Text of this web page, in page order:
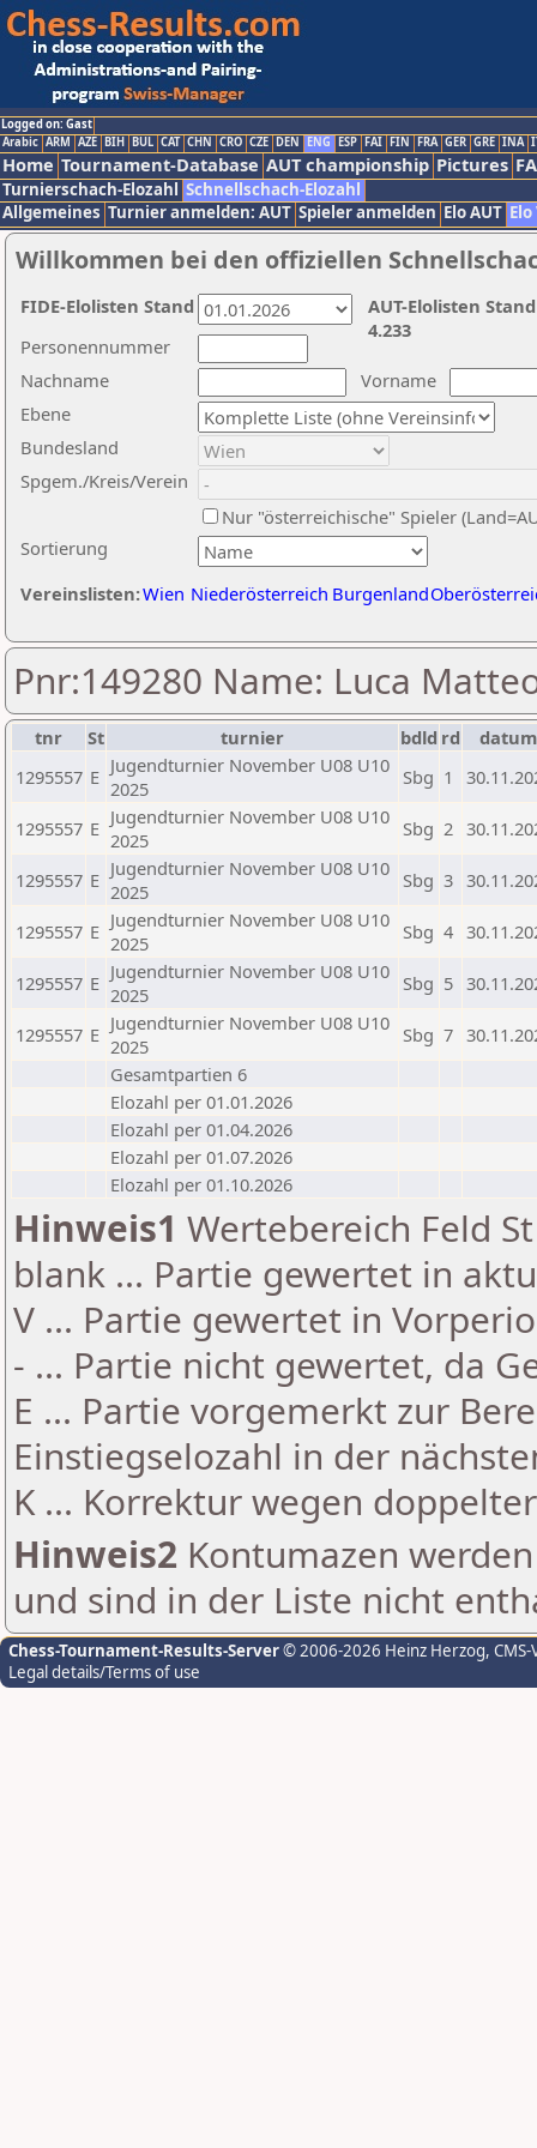
Logged on: Gast
Arabic ARM AZE BIH BUL CAT CHN CRO CZE DEN ENG ESP FAI FIN FRA GER GRE INA
Home Tournament-Database AUT championship Pictures
Turnierschach-Elozahl Schnellschach-Elozahl
Allgemeines Turnier anmelden: AUT Spieler anmelden Elo AUT
Willkommen bei den offiziellen
Nachname
Vorname
Ebene
Sortierung
Personennummer
Bundesland
Spgem./Kreis/Verein
Nur "österreichische" Spieler
Vereinslisten:Wien Niederösterreich Burgenland
AUT-Elolisten
4.233
FIDE-Elolisten Stand
Pnr:149280 Name: Luca
tnr St turnier bdld rd
datum
1295557 E Jugendturnier November U08 U10
2025
Sbg 1
1295557 E Jugendturnier November U08 U10
2025
Sbg 2
1295557 E Jugendturnier November U08 U10
2025
Sbg 3
1295557 E Jugendturnier November U08 U10
2025
Sbg 4
1295557 E Jugendturnier November U08 U10
2025
Sbg 5
1295557 E Jugendturnier November U08 U10
2025
Sbg 7
Gesamtpartien 6
Elozahl per 01.01.2026
Elozahl per 01.04.2026
Elozahl per 01.07.2026
Elozahl per 01.10.2026
Hinweis1 Wertebereich Feld
blank ... Partie gewertet in
V ... Partie gewertet in
- ... Partie nicht gewertet, da
E ... Partie vorgemerkt zur
Einstiegselozahl in der
K ... Korrektur wegen
Hinweis2 Kontumazen
und sind in der Liste nicht
Chess-Tournament-Results-Server© 2006-2026 Heinz Herzog,
Legal details/Terms of use